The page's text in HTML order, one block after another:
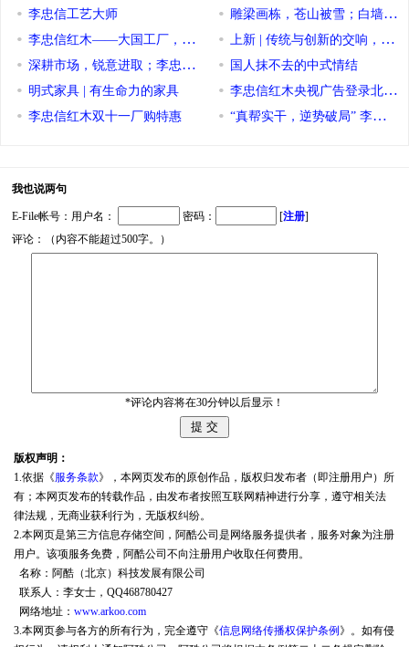
李忠信工艺大师
李忠信红木——大国工厂，标杆企业
深耕市场，锐意进取；李忠信红木破浪前行
明式家具 | 有生命力的家具
李忠信红木双十一厂购特惠
雕梁画栋，苍山被雪；白墙黛
上新 | 传统与创新的交响，工
国人抹不去的中式情结
李忠信红木央视广告登录北京
“真帮实干，逆势破局” 李忠信
我也说两句
E-File帐号：用户名： 密码： [注册]
评论：（内容不能超过500字。）
*评论内容将在30分钟以后显示！
版权声明：
1.依据《服务条款》，本网页发布的原创作品，版权归发布者（即注册用户）所
有；本网页发布的转载作品，由发布者按照互联网精神进行分享，遵守相关法
律法规，无商业获利行为，无版权纠纷。
2.本网页是第三方信息存储空间，阿酷公司是网络服务提供者，服务对象为注册
用户。该项服务免费，阿酷公司不向注册用户收取任何费用。
名称：阿酷（北京）科技发展有限公司
联系人：李女士，QQ468780427
网络地址： www.arkoo.com
3.本网页参与各方的所有行为，完全遵守《信息网络传播权保护条例》。如有侵